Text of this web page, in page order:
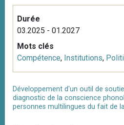
Durée
03.2025 - 01.2027
Mots clés
Compétence, Institutions,
Développement d'un outil de
diagnostic de la conscience
personnes multilingues du fait de